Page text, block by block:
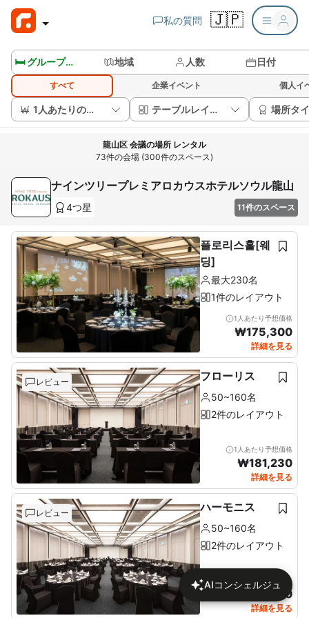
私の質問 🇯🇵
🛏️ グループルームを見る 地域 人数 日付
すべて 企業イベント 個人イ
1人あたりの価格 テーブルレイアウト 場所タ
龍山区 会議の場所 レンタル
73件の会場 (300件のスペース)
ナインツリープレミアロカウスホテルソウル龍山
4つ星 11件のスペース
플로리스홀[웨
딩]
最大230名
1件のレイアウト
1人あたり予想価格
₩175,300
詳細を見る
レビュー フローリス
50~160名
2件のレイアウト
1人あたり予想価格
₩181,230
詳細を見る
レビュー ハーモニス
50~160名
2件のレイアウト
1人あたり予想価格
140,580
詳細を見る
AIコンシェルジュ